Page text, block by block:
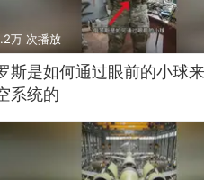
万 次播放
斯是如何通过眼前的小球
系统的